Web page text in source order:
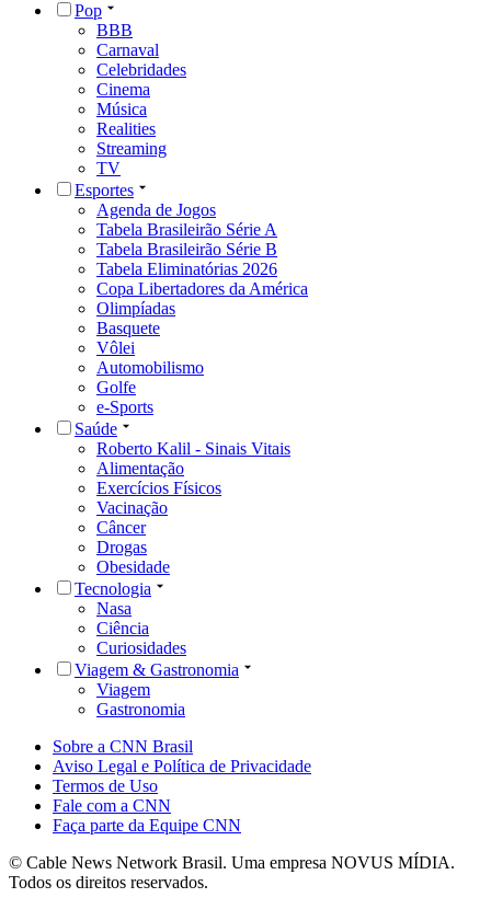
Pop
BBB
Carnaval
Celebridades
Cinema
Música
Realities
Streaming
TV
Esportes
Agenda de Jogos
Tabela Brasileirão Série A
Tabela Brasileirão Série B
Tabela Eliminatórias 2026
Copa Libertadores da América
Olimpíadas
Basquete
Vôlei
Automobilismo
Golfe
e-Sports
Saúde
Roberto Kalil - Sinais Vitais
Alimentação
Exercícios Físicos
Vacinação
Câncer
Drogas
Obesidade
Tecnologia
Nasa
Ciência
Curiosidades
Viagem & Gastronomia
Viagem
Gastronomia
Sobre a CNN Brasil
Aviso Legal e Política de Privacidade
Termos de Uso
Fale com a CNN
Faça parte da Equipe CNN
© Cable News Network Brasil. Uma empresa NOVUS MÍDIA.
Todos os direitos reservados.